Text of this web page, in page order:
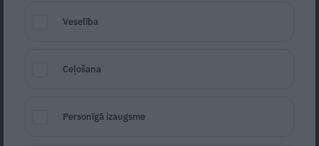
Veselība
Ceļošana
Personīgā izaugsme